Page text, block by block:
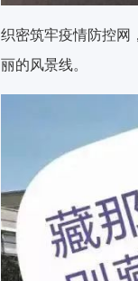
织密筑牢疫情防控网
丽的风景线。